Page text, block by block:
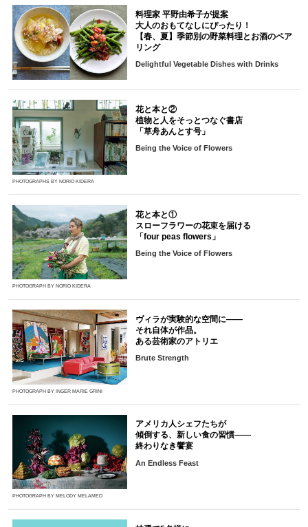
料理家 平野由希子が提案
大人のおもてなしにぴったり！
【春、夏】季節別の野菜料理とお酒のペア
リング
Delightful Vegetable Dishes with Drinks
PHOTOGRAPHS BY NORIO KIDERA
花と本と②
植物と人をそっとつなぐ書店
「草舟あんとす号」
Being the Voice of Flowers
PHOTOGRAPH BY NORIO KIDERA
花と本と①
スローフラワーの花束を届ける
「four peas flowers」
Being the Voice of Flowers
PHOTOGRAPH BY INGER MARIE GRINI
ヴィラが実験的な空間に――
それ自体が作品。
ある芸術家のアトリエ
Brute Strength
PHOTOGRAPH BY MELODY MELAMED
アメリカ人シェフたちが
傾倒する、新しい食の習慣――
終わりなき饗宴
An Endless Feast